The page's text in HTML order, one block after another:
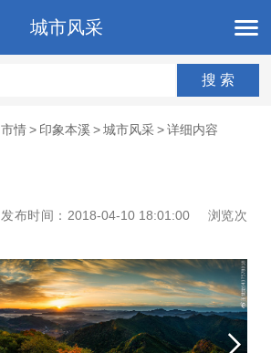
城市风采
市情 > 印象本溪 > 城市风采 > 详细内容
发布时间：2018-04-10 18:01:00
浏览次